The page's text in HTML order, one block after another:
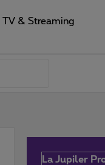
TV & Streaming
La Jupiler